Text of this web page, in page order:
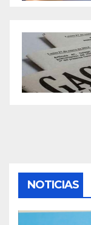
NOTICIAS